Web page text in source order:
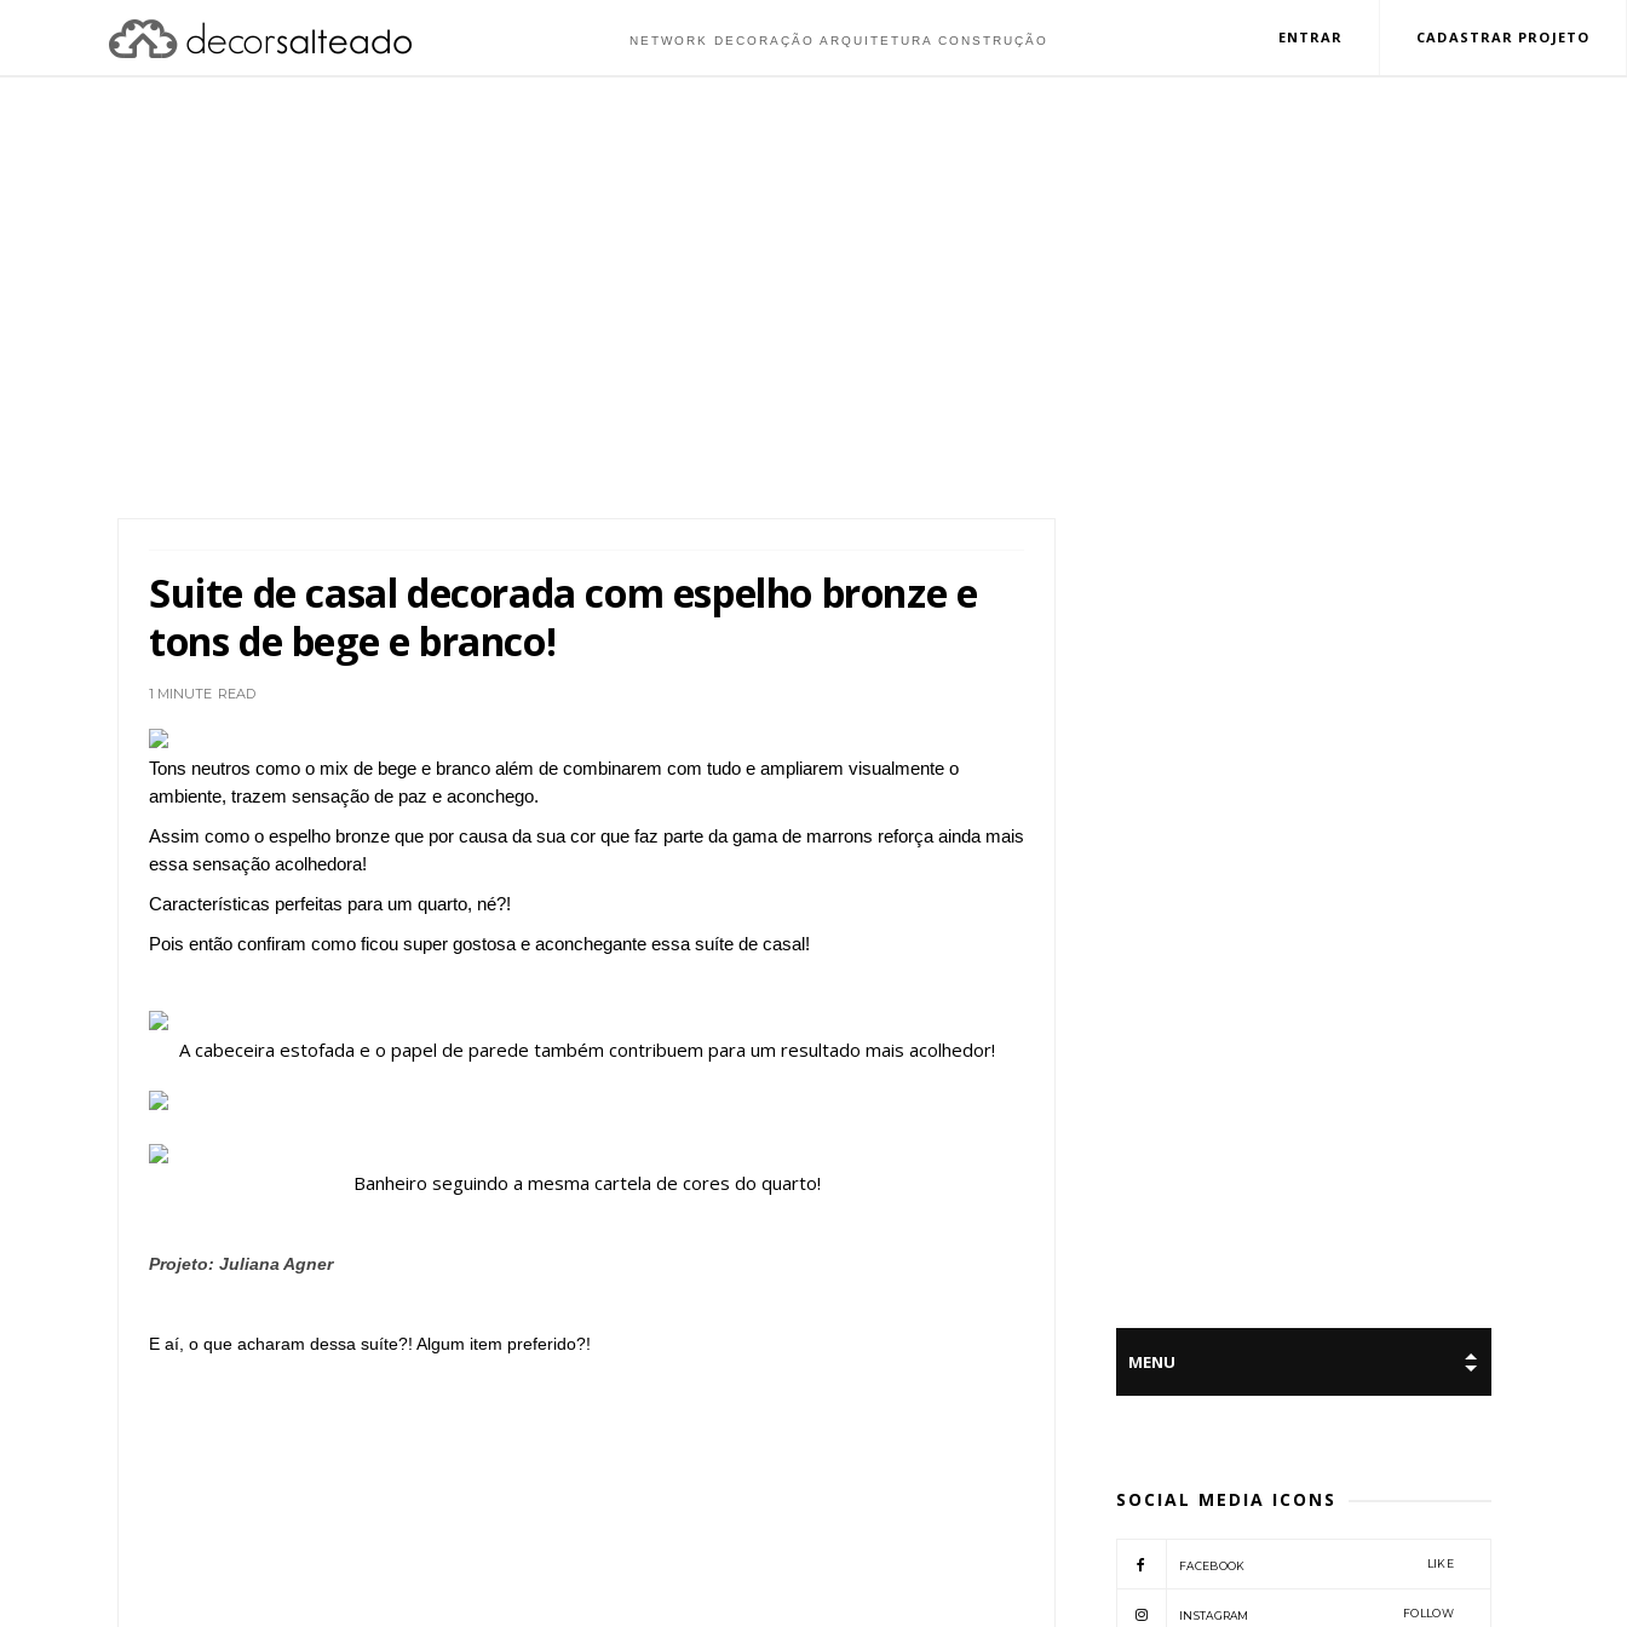
NETWORK DECORAÇÃO ARQUITETURA CONSTRUÇÃO ENTRAR CADASTRAR PROJETO
Suite de casal decorada com espelho bronze e
tons de bege e branco!
1 MINUTE READ
Tons neutros como o mix de bege e branco além de combinarem com tudo e ampliarem visualmente o
ambiente, trazem sensação de paz e aconchego.
Assim como o espelho bronze que por causa da sua cor que faz parte da gama de marrons reforça ainda mais
essa sensação acolhedora!
Características perfeitas para um quarto, né?!
Pois então confiram como ficou super gostosa e aconchegante essa suíte de casal!
A cabeceira estofada e o papel de parede também contribuem para um resultado mais acolhedor!
Banheiro seguindo a mesma cartela de cores do quarto!
Projeto: Juliana Agner
E aí, o que acharam dessa suíte?! Algum item preferido?!
SOCIAL MEDIA ICONS
FACEBOOK LIKE
INSTAGRAM FOLLOW